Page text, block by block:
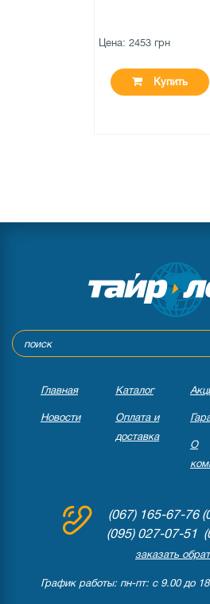
Цена: 2453 грн
Купить
Главная Каталог
Новости
Оплата и
доставка
О
(067) 165-67-76
(095) 027-07-51
заказать
График работы: пн-пт: с 9.00 до